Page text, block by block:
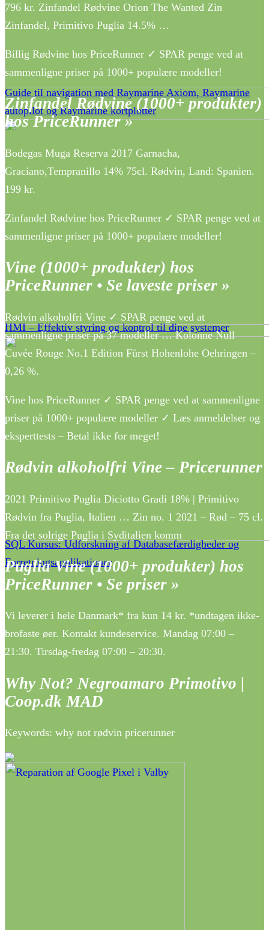
Guide til navigation med Raymarine Axiom, Raymarine
autopilot og Raymarine kortplotter
HMI – Effektiv styring og kontrol til dine systemer
SQL Kursus: Udforskning af Databasefærdigheder og
Forretningsapplikationer
796 kr. Zinfandel Rødvine Orion The Wanted Zin
Zinfandel, Primitivo Puglia 14.5% …
Billig Rødvine hos PriceRunner ✓ SPAR penge ved at
sammenligne priser på 1000+ populære modeller!
Zinfandel Rødvine (1000+ produkter)
hos PriceRunner »
Bodegas Muga Reserva 2017 Garnacha,
Graciano,Tempranillo 14% 75cl. Rødvin, Land: Spanien.
199 kr.
Zinfandel Rødvine hos PriceRunner ✓ SPAR penge ved at
sammenligne priser på 1000+ populære modeller!
Vine (1000+ produkter) hos
PriceRunner • Se laveste priser »
Rødvin alkoholfri Vine ✓ SPAR penge ved at
sammenligne priser på 37 modeller … Kolonne Null
Cuvée Rouge No.1 Edition Fürst Hohenlohe Oehringen –
0,26 %.
Vine hos PriceRunner ✓ SPAR penge ved at sammenligne
priser på 1000+ populære modeller ✓ Læs anmeldelser og
eksperttests – Betal ikke for meget!
Rødvin alkoholfri Vine – Pricerunner
2021 Primitivo Puglia Diciotto Gradi 18% | Primitivo
Rødvin fra Puglia, Italien … Zin no. 1 2021 – Rød – 75 cl.
Fra det solrige Puglia i Syditalien komm
Puglia Vine (1000+ produkter) hos
PriceRunner • Se priser »
Vi leverer i hele Danmark* fra kun 14 kr. *undtagen ikke-
brofaste øer. Kontakt kundeservice. Mandag 07:00 –
21:30. Tirsdag-fredag 07:00 – 20:30.
Why Not? Negroamaro Primotivo |
Coop.dk MAD
Keywords: why not rødvin pricerunner